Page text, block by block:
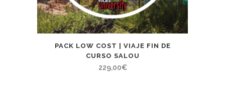
PACK LOW COST | VIAJE FIN DE
CURSO SALOU
229,00€